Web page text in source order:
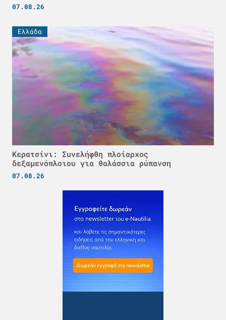
07.08.26
Ελλάδα
Κερατσίνι: Συνελήφθη πλοίαρχος
δεξαμενόπλοιου για θαλάσσια ρύπανση
07.08.26